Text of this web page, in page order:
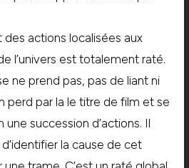
des actions localisées aux
l’univers est totalement raté.
ne prend pas, pas de liant ni
perd par la le titre de film et se
succession d’actions. Il
la cause de cet